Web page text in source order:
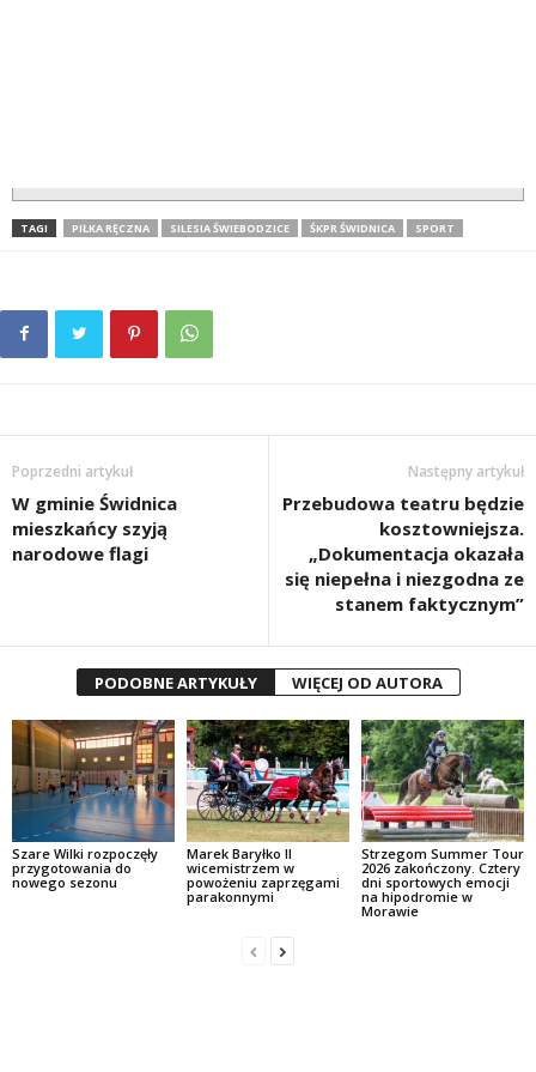
TAGI PIŁKA RĘCZNA SILESIA ŚWIEBODZICE ŚKPR ŚWIDNICA SPORT
Poprzedni artykuł
W gminie Świdnica
mieszkańcy szyją
narodowe flagi
Następny artykuł
Przebudowa teatru będzie
kosztowniejsza.
„Dokumentacja okazała
się niepełna i niezgodna ze
stanem faktycznym”
PODOBNE ARTYKUŁY WIĘCEJ OD AUTORA
Szare Wilki rozpoczęły
przygotowania do
nowego sezonu
Marek Baryłko II
wicemistrzem w
powożeniu zaprzęgami
parakonnymi
Strzegom Summer Tour
2026 zakończony. Cztery
dni sportowych emocji
na hipodromie w
Morawie